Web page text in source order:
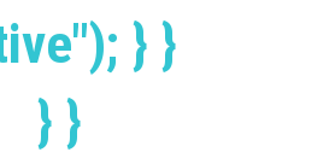
} }
} }